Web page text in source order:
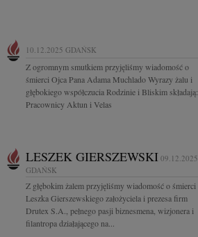
10.12.2025 GDAŃSK
Z ogromnym smutkiem przyjęliśmy wiadomość o
śmierci Ojca Pana Adama Muchlado Wyrazy żalu i
głębokiego współczucia Rodzinie i Bliskim składają:
Pracownicy Aktun i Velas
LESZEK GIERSZEWSKI 09.12.2025
GDAŃSK
Z głębokim żalem przyjęliśmy wiadomość o śmierci
Leszka Gierszewskiego założyciela i prezesa firm
Drutex S.A., pełnego pasji biznesmena, wizjonera i
filantropa działającego na...